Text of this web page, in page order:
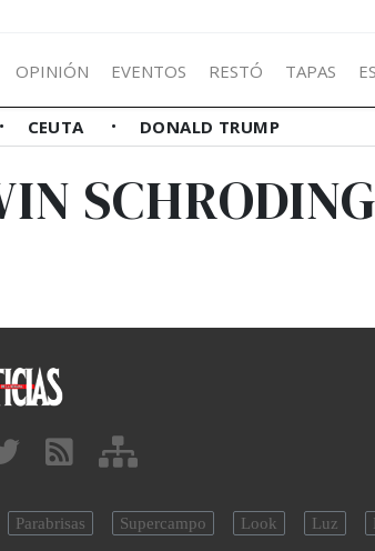
OPINIÓN EVENTOS RESTÓ TAPAS
CEUTA DONALD TRUMP
Parabrisas Supercampo Look Luz